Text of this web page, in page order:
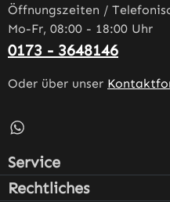
Öffnungszeiten /
Mo-Fr, 08:00 - 18:00 Uhr
0173 - 3648146
Oder über unser
Schreib uns auf
Service
Rechtliches